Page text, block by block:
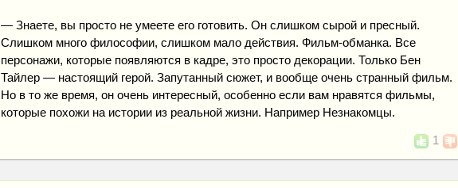
— Знаете, вы просто не умеете его готовить. Он слишком сырой и пресный.
Слишком много философии, слишком мало действия. Фильм-обманка. Все
персонажи, которые появляются в кадре, это просто декорации. Только Бен
Тайлер — настоящий герой. Запутанный сюжет, и вообще очень странный фильм.
Но в то же время, он очень интересный, особенно если вам нравятся фильмы,
которые похожи на истории из реальной жизни. Например Незнакомцы.
1